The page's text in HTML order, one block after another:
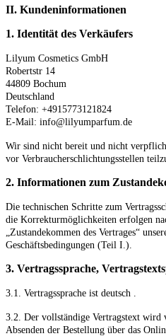
II. Kundeninformationen
1. Identität des Verkäufers
Lilyum Cosmetics GmbH
Robertstr 14
44809 Bochum
Deutschland
Telefon: +4915773121824
E-Mail: info@lilyumparfum.de
Wir sind nicht bereit und nicht
vor Verbraucherschlichtungsstellen
2. Informationen zum
Die technischen Schritte zum
die Korrekturmöglichkeiten erfolgen
„Zustandekommen des Vertrages“
Geschäftsbedingungen (Teil I.).
3. Vertragssprache,
3.1. Vertragssprache ist deutsch
3.2. Der vollständige Vertragstext wird
Absenden der Bestellung über das